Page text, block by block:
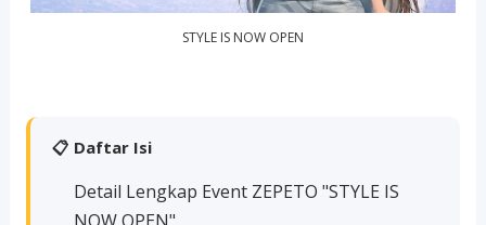
STYLE IS NOW OPEN
📋 Daftar Isi
Detail Lengkap Event ZEPETO "STYLE IS
NOW OPEN"